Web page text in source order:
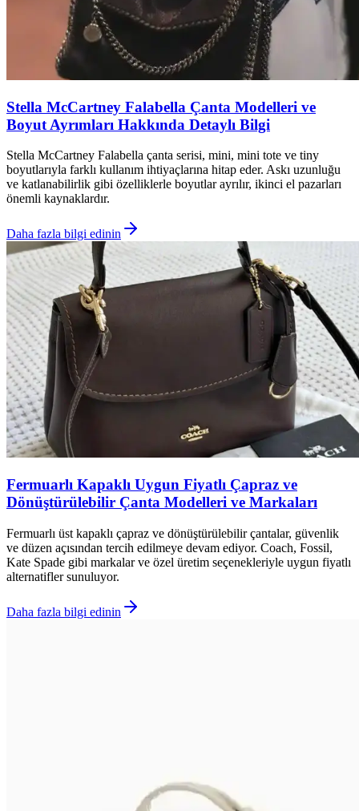
Stella McCartney Falabella Çanta Modelleri ve
Boyut Ayrımları Hakkında Detaylı Bilgi
Stella McCartney Falabella çanta serisi, mini, mini tote ve tiny
boyutlarıyla farklı kullanım ihtiyaçlarına hitap eder. Askı uzunluğu
ve katlanabilirlik gibi özelliklerle boyutlar ayrılır, ikinci el pazarları
önemli kaynaklardır.
Daha fazla bilgi edinin
Fermuarlı Kapaklı Uygun Fiyatlı Çapraz ve
Dönüştürülebilir Çanta Modelleri ve Markaları
Fermuarlı üst kapaklı çapraz ve dönüştürülebilir çantalar, güvenlik
ve düzen açısından tercih edilmeye devam ediyor. Coach, Fossil,
Kate Spade gibi markalar ve özel üretim seçenekleriyle uygun fiyatlı
alternatifler sunuluyor.
Daha fazla bilgi edinin